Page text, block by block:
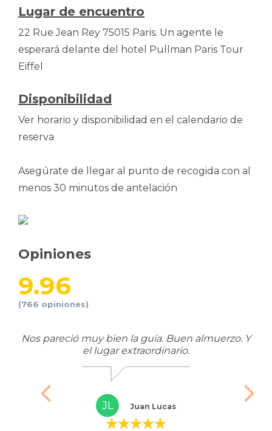
Lugar de encuentro
22 Rue Jean Rey 75015 Paris. Un agente le
esperará delante del hotel Pullman Paris Tour
Eiffel
Disponibilidad
Ver horario y disponibilidad en el calendario de
reserva
Asegúrate de llegar al punto de recogida con al
menos 30 minutos de antelación
Opiniones
9.96
(766 opiniones)
Nos pareció muy bien la guía. Buen almuerzo. Y
el lugar extraordinario.
JL Juan Lucas